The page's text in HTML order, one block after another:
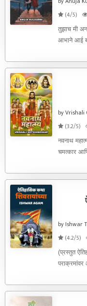
(4/5)
तुझाच मी
आभाने आई
by
(3.2/5)
नवनाथ
चमत्कार
by Ishwar
(4.2/5)
(प्रस्तुत